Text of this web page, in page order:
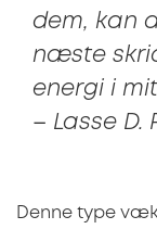
dem, kan
næste
energi i
– Lasse D.
Denne type